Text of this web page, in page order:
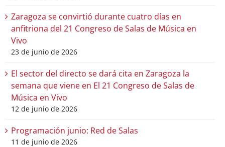
Zaragoza se convirtió durante cuatro días en
anfitriona del 21 Congreso de Salas de Música en
Vivo
23 de junio de 2026
El sector del directo se dará cita en Zaragoza la
semana que viene en El 21 Congreso de Salas de
Música en Vivo
12 de junio de 2026
Programación junio: Red de Salas
11 de junio de 2026